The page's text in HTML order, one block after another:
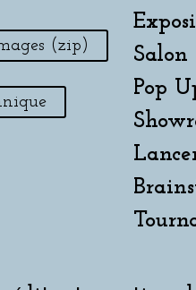
(zip)
Salon
Pop